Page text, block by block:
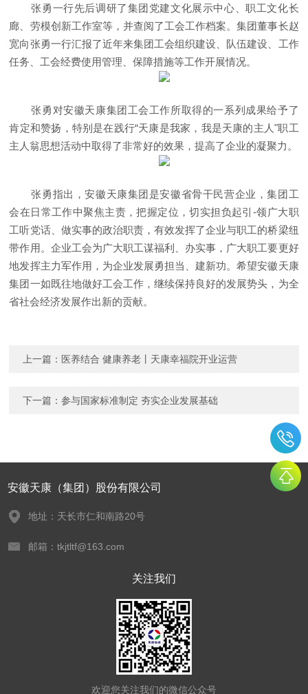
张勇一行先后调研了集团党建文化展示中心、职工文化长
廊、劳模创新工作室等，并查阅了工会工作档案。集团董事长赵
宽向张勇一行汇报了近年来集团工会组织建设、队伍建设、工作
任务、工会经费使用管理、保障措施等工作开展情况。
张勇对安徽天康集团工会工作所取得的一系列成果给予了
肯定和赞扬，特别是在践行“天康是我家，我是天康的主人"职工
主人翁思想活动中取得了非常好的效果，提高了企业的凝聚力。
张勇指出，安徽天康集团是安徽省骨干民营企业，集团工
会在日常工作中聚焦主责，把握定位，切实担负起引-领广大职
工听党话、做实事的政治职责，有效发挥了企业与职工的桥梁纽
带作用。企业工会为广大职工谋福利、办实事，广大职工要更好
地发挥主力军作用，为企业发展勇担当、建新功。希望安徽天康
集团一如既往地做好工会工作，继续保持良好的发展势头，为全
省社会经济发展作出新的贡献。
上一篇： 医养结合 健康养老丨天康幸福院开业运营
下一篇：参与国家标准制定 夯实企业发展基础
安徽天康（集团）股份有限公司
地址：天长市仁和南路20号
邮箱：tkjtltf@163.com
关注我们
欢迎您关注我们的微信公众号